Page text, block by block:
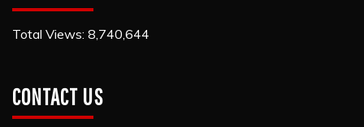
Total Views: 8,740,644
CONTACT US